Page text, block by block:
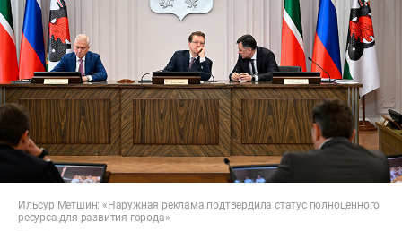
Ильсур Метшин: «Наружная реклама подтвердила статус полноценного
ресурса для развития города»